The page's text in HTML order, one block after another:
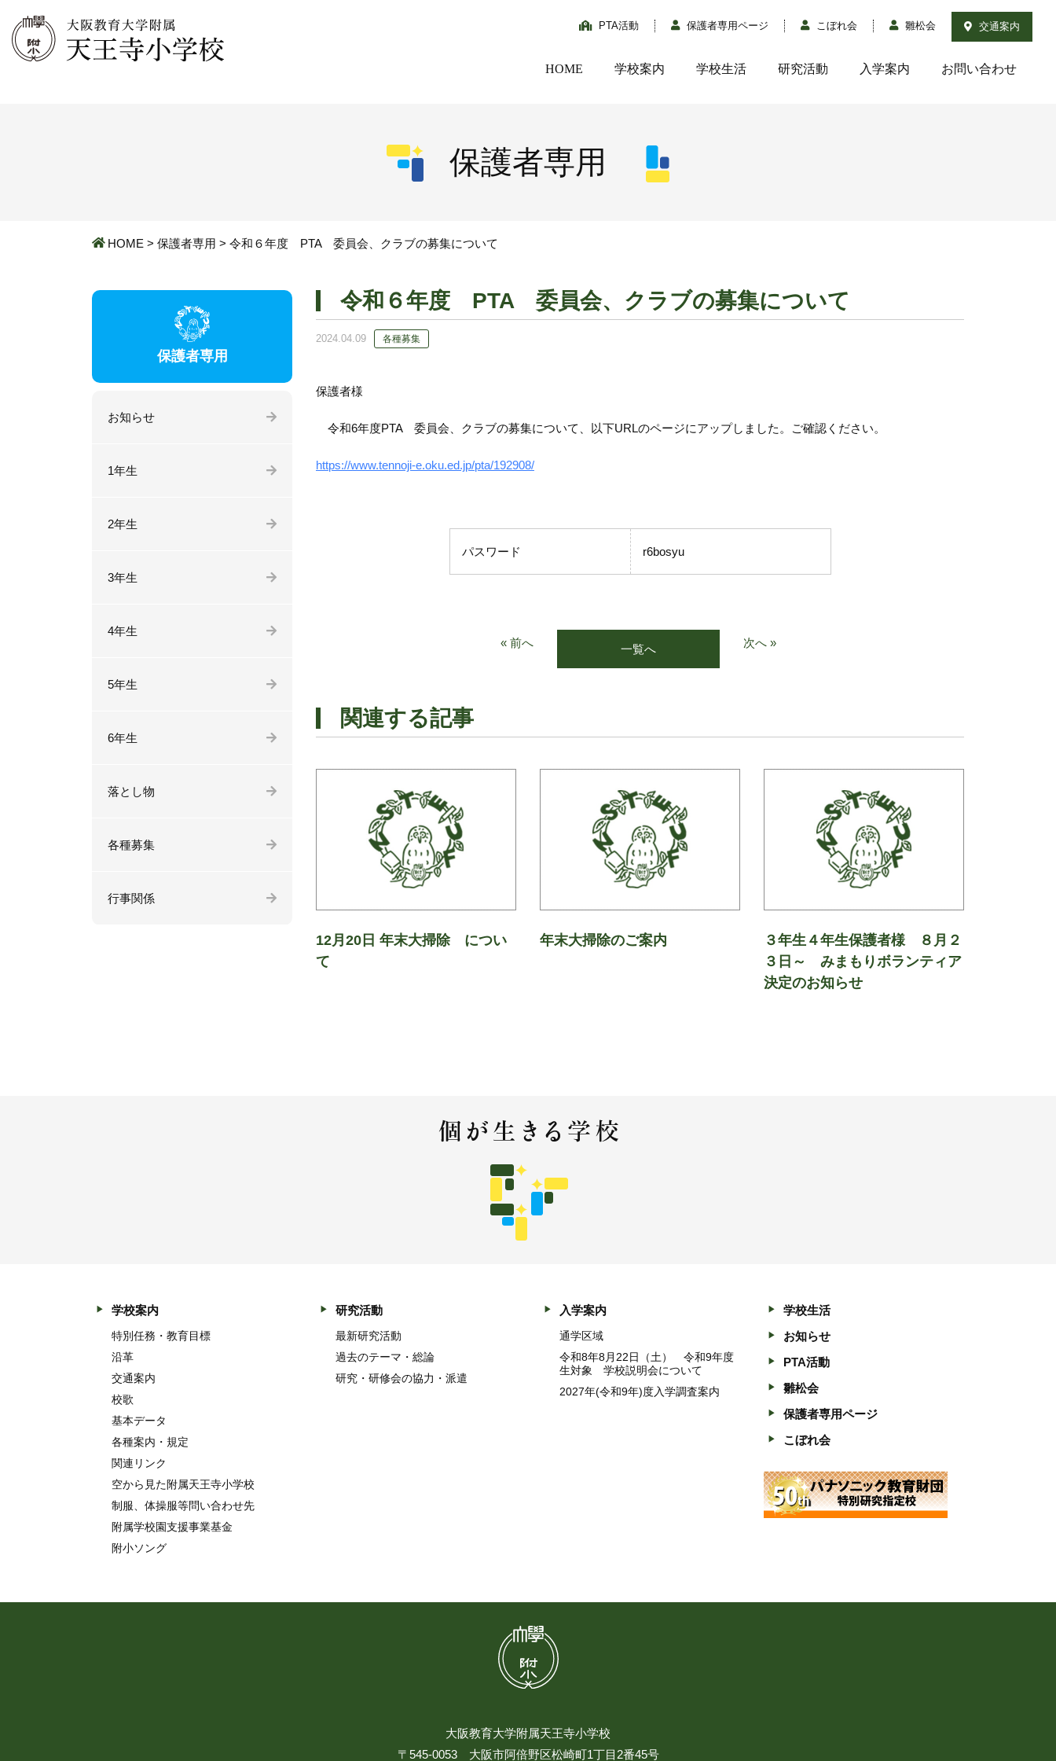
PTA活動 保護者専用ページ こぼれ会 雛松会 交通案内
HOME 学校案内 学校生活 研究活動 入学案内 お問い合わせ
保護者専用
HOME > 保護者専用 > 令和６年度 PTA 委員会、クラブの募集について
令和６年度 PTA 委員会、クラブの募集について
2024.04.09 各種募集
保護者様
令和6年度PTA 委員会、クラブの募集について、以下URLのページにアップしました。ご確認ください。
https://www.tennoji-e.oku.ed.jp/pta/192908/
パスワード r6bosyu
« 前へ 一覧へ 次へ »
関連する記事
12月20日 年末大掃除 につい
て
年末大掃除のご案内
３年生４年生保護者様 ８月２
３日～ みまもりボランティア
決定のお知らせ
保護者専用
お知らせ
1年生
2年生
3年生
4年生
5年生
6年生
落とし物
各種募集
行事関係
学校案内
特別任務・教育目標
沿革
交通案内
校歌
基本データ
各種案内・規定
関連リンク
空から見た附属天王寺小学校
制服、体操服等問い合わせ先
附属学校園支援事業基金
附小ソング
研究活動
最新研究活動
過去のテーマ・総論
研究・研修会の協力・派遣
入学案内
通学区域
令和8年8月22日（土） 令和9年度
生対象 学校説明会について
2027年(令和9年)度入学調査案内
学校生活
お知らせ
PTA活動
雛松会
保護者専用ページ
こぼれ会
大阪教育大学附属天王寺小学校
〒545-0053 大阪市阿倍野区松崎町1丁目2番45号